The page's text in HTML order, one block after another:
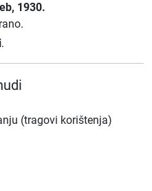
, 1930.
.
(tragovi korištenja)